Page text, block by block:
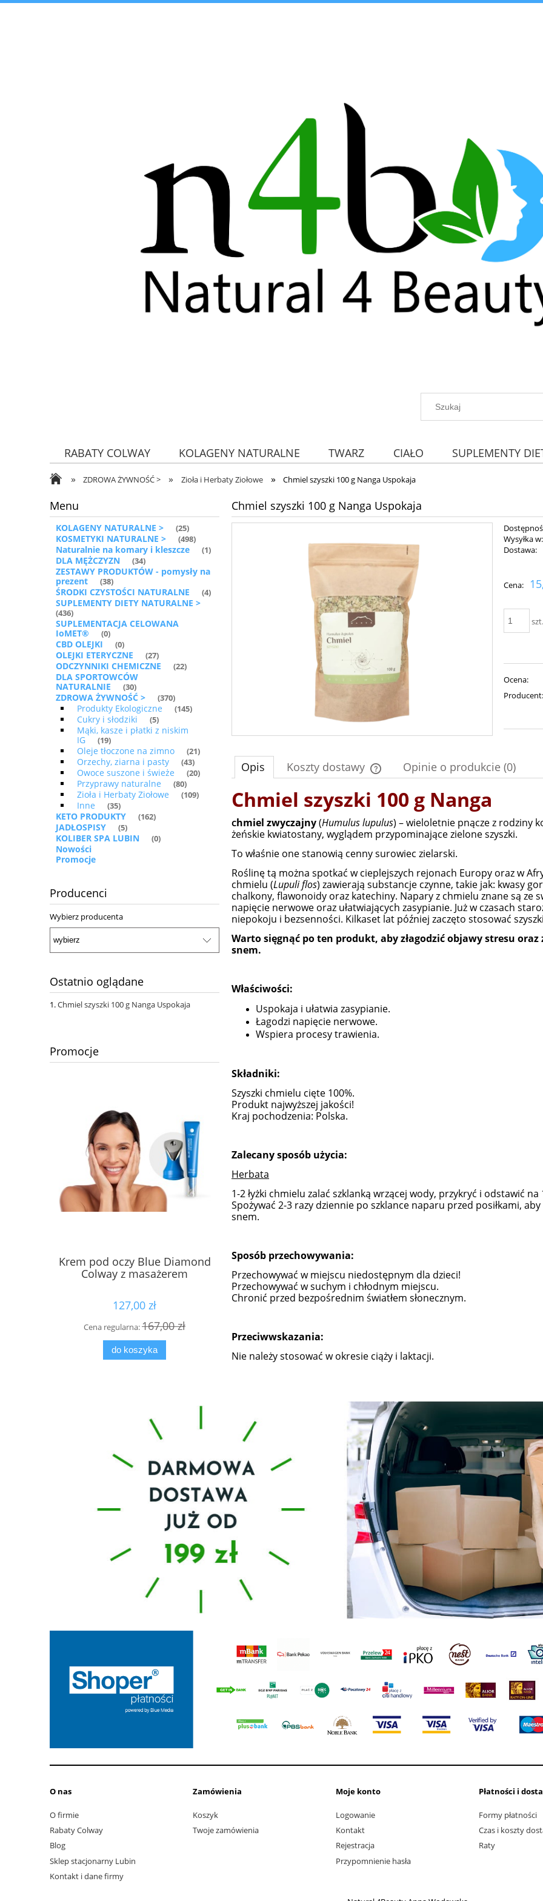
RABATY COLWAY KOLAGENY NATURALNE TWARZ CIAŁO SUPLEMENTY
ZDROWA ŻYWNOŚĆ
» ZDROWA ŻYWNOŚĆ > » Zioła i Herbaty Ziołowe » Chmiel szyszki 100 g Nanga Uspokaja
Menu
KOLAGENY NATURALNE > (25)
KOSMETYKI NATURALNE > (498)
Naturalnie na komary i kleszcze (1)
DLA MĘŻCZYZN (34)
ZESTAWY PRODUKTÓW - pomysły na
prezent
(38)
ŚRODKI CZYSTOŚCI NATURALNE (4)
SUPLEMENTY DIETY NATURALNE >
(436)
SUPLEMENTACJA CELOWANA
IoMET®
(0)
CBD OLEJKI (0)
OLEJKI ETERYCZNE (27)
ODCZYNNIKI CHEMICZNE (22)
DLA SPORTOWCÓW
NATURALNIE
(30)
ZDROWA ŻYWNOŚĆ > (370)
Produkty Ekologiczne (145)
Cukry i słodziki (5)
Mąki, kasze i płatki z niskim
IG
(19)
Oleje tłoczone na zimno (21)
Orzechy, ziarna i pasty (43)
Owoce suszone i świeże (20)
Przyprawy naturalne (80)
Zioła i Herbaty Ziołowe (109)
Inne (35)
KETO PRODUKTY (162)
JADŁOSPISY (5)
KOLIBER SPA LUBIN (0)
Nowości
Promocje
Producenci
Wybierz producenta
Ostatnio oglądane
Chmiel szyszki 100 g Nanga Uspokaja
Promocje
Krem pod oczy Blue Diamond
Colway z masażerem
127,00 zł
Cena regularna:167,00 zł
do koszyka
Płyn MICELARNY z Kolagenem i
Algami Colway
59,90 zł
do koszyka
50 ml Purles
119,00 zł
Chmiel szyszki 100 g Nanga Uspokaja
Wysyłka w:
Dostawa:
Cena:
szt.
Ocena:
Producent:
Opis Koszty dostawy
Cena nie zawiera ewentualnych kosztów
Opinie o produkcie (0)
Chmiel szyszki 100 g Nanga
Chmiel zwyczajny(Humulus lupulus) – wieloletnie pnącze z rodziny
żeńskie kwiatostany, wyglądem przypominające zielone szyszki.
To właśnie one stanowią cenny surowiec zielarski.
Roślinę tą można spotkać w cieplejszych rejonach Europy oraz w
chmielu (Lupuli flos) zawierają substancje czynne, takie jak: kwasy
chalkony, flawonoidy oraz katechiny. Napary z chmielu znane są ze
napięcie nerwowe oraz ułatwiających zasypianie. Już w czasach
niepokoju i bezsenności. Kilkaset lat później zaczęto stosować
Warto sięgnąć po ten produkt, aby złagodzić objawy stresu oraz
snem.
Właściwości:
Uspokaja i ułatwia zasypianie.
Łagodzi napięcie nerwowe.
Wspiera procesy trawienia.
Składniki:
Szyszki chmielu cięte 100%.
Produkt najwyższej jakości!
Kraj pochodzenia: Polska.
Zalecany sposób użycia:
Herbata
1-2 łyżki chmielu zalać szklanką wrzącej wody, przykryć i odstawić
Spożywać 2-3 razy dziennie po szklance naparu przed posiłkami,
snem.
Sposób przechowywania:
Przechowywać w miejscu niedostępnym dla dzieci!
Przechowywać w suchym i chłodnym miejscu.
Chronić przed bezpośrednim światłem słonecznym.
Przeciwwskazania:
Nie należy stosować w okresie ciąży i laktacji.
O nas
O firmie
Rabaty Colway
Blog
Sklep stacjonarny Lubin
Kontakt i dane firmy
Zamówienia
Koszyk
Twoje zamówienia
Moje konto
Logowanie
Kontakt
Rejestracja
Przypomnienie hasła
Płatności i
Formy płatności
Czas i koszty
Raty